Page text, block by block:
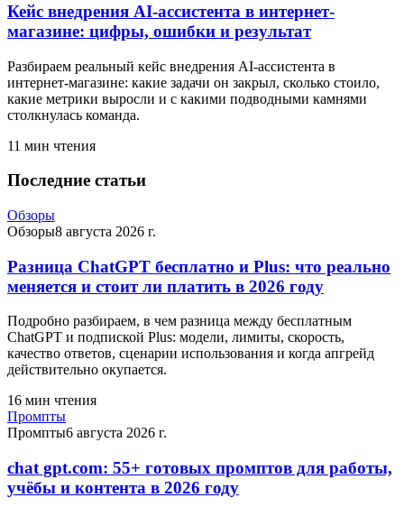
Кейс внедрения AI-ассистента в интернет-
магазине: цифры, ошибки и результат
Разбираем реальный кейс внедрения AI-ассистента в
интернет-магазине: какие задачи он закрыл, сколько стоило,
какие метрики выросли и с какими подводными камнями
столкнулась команда.
11 мин чтения
Последние статьи
Обзоры
Обзоры8 августа 2026 г.
Разница ChatGPT бесплатно и Plus: что реально
меняется и стоит ли платить в 2026 году
Подробно разбираем, в чем разница между бесплатным
ChatGPT и подпиской Plus: модели, лимиты, скорость,
качество ответов, сценарии использования и когда апгрейд
действительно окупается.
16 мин чтения
Промпты
Промпты6 августа 2026 г.
chat gpt.com: 55+ готовых промптов для работы,
учёбы и контента в 2026 году